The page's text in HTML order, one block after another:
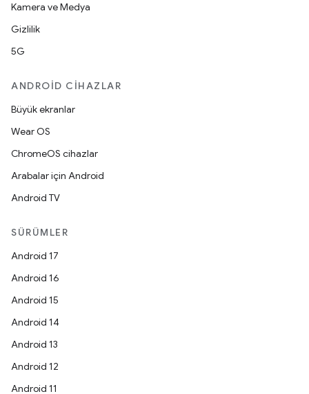
Kamera ve Medya
Gizlilik
5G
ANDROID CIHAZLAR
Büyük ekranlar
Wear OS
ChromeOS cihazlar
Arabalar için Android
Android TV
SÜRÜMLER
Android 17
Android 16
Android 15
Android 14
Android 13
Android 12
Android 11